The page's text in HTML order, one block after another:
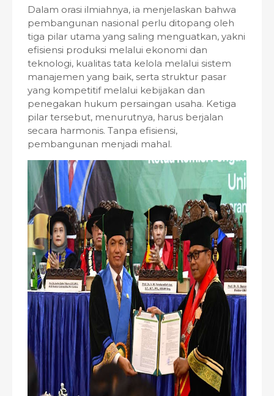
Dalam orasi ilmiahnya, ia menjelaskan bahwa
pembangunan nasional perlu ditopang oleh
tiga pilar utama yang saling menguatkan, yakni
efisiensi produksi melalui ekonomi dan
teknologi, kualitas tata kelola melalui sistem
manajemen yang baik, serta struktur pasar
yang kompetitif melalui kebijakan dan
penegakan hukum persaingan usaha. Ketiga
pilar tersebut, menurutnya, harus berjalan
secara harmonis. Tanpa efisiensi,
pembangunan menjadi mahal.